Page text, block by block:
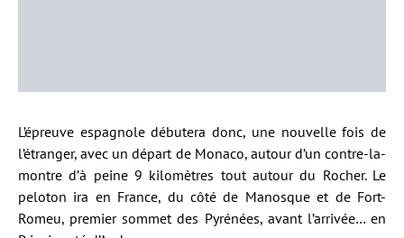
L’épreuve espagnole débutera donc, une nouvelle fois de
l’étranger, avec un départ de Monaco, autour d’un contre-la-
montre d’à peine 9 kilomètres tout autour du Rocher. Le
peloton ira en France, du côté de Manosque et de Fort-
Romeu, premier sommet des Pyrénées, avant l’arrivée… en